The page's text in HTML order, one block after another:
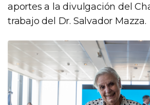
aportes a la divulgación del
trabajo del Dr. Salvador Mazza.